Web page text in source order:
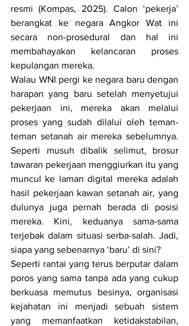
resmi (Kompas, 2025). Calon ‘pekerja’
berangkat ke negara Angkor Wat ini
secara non-prosedural dan hal ini
membahayakan kelancaran proses
kepulangan mereka.
Walau WNI pergi ke negara baru dengan
harapan yang baru setelah menyetujui
pekerjaan ini, mereka akan melalui
proses yang sudah dilalui oleh teman-
teman setanah air mereka sebelumnya.
Seperti musuh dibalik selimut, brosur
tawaran pekerjaan menggiurkan itu yang
muncul ke laman digital mereka adalah
hasil pekerjaan kawan setanah air, yang
dulunya juga pernah berada di posisi
mereka. Kini, keduanya sama-sama
terjebak dalam situasi serba-salah. Jadi,
siapa yang sebenarnya ‘baru’ di sini?
Seperti rantai yang terus berputar dalam
poros yang sama tanpa ada yang cukup
berkuasa memutus besinya, organisasi
kejahatan ini menjadi sebuah sistem
yang memanfaatkan ketidakstabilan,